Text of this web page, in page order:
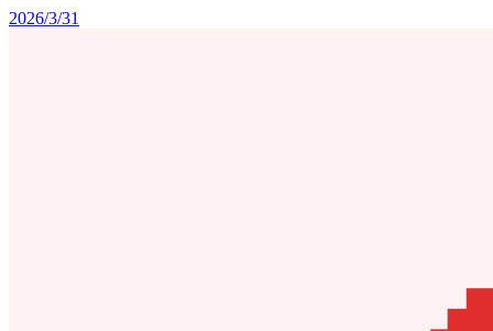
2026/3/31